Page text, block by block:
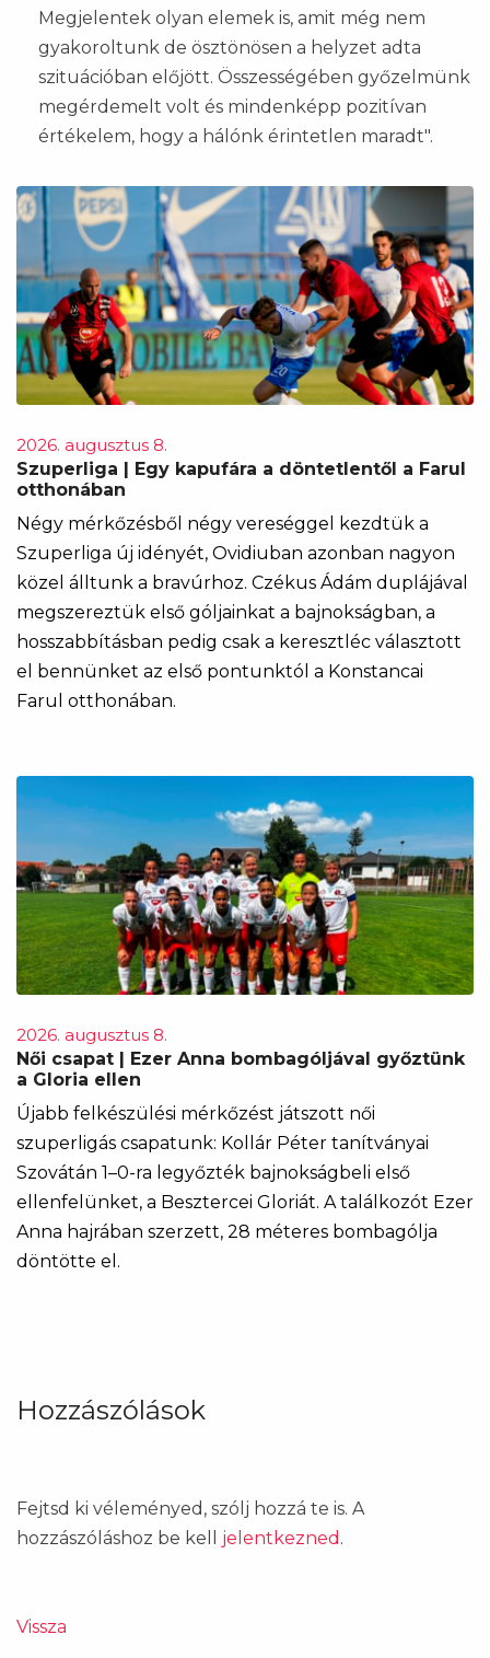
Megjelentek olyan elemek is, amit még nem
gyakoroltunk de ösztönösen a helyzet adta
szituációban előjött. Összességében győzelmünk
megérdemelt volt és mindenképp pozitívan
értékelem, hogy a hálónk érintetlen maradt".
2026. augusztus 8.
Szuperliga | Egy kapufára a döntetlentől a Farul
otthonában
Négy mérkőzésből négy vereséggel kezdtük a
Szuperliga új idényét, Ovidiuban azonban nagyon
közel álltunk a bravúrhoz. Czékus Ádám duplájával
megszereztük első góljainkat a bajnokságban, a
hosszabbításban pedig csak a keresztléc választott
el bennünket az első pontunktól a Konstancai
Farul otthonában.
2026. augusztus 8.
Női csapat | Ezer Anna bombagóljával győztünk
a Gloria ellen
Újabb felkészülési mérkőzést játszott női
szuperligás csapatunk: Kollár Péter tanítványai
Szovátán 1–0-ra legyőzték bajnokságbeli első
ellenfelünket, a Besztercei Gloriát. A találkozót Ezer
Anna hajrában szerzett, 28 méteres bombagólja
döntötte el.
Hozzászólások
Fejtsd ki véleményed, szólj hozzá te is. A
hozzászóláshoz be kell jelentkezned .
Vissza